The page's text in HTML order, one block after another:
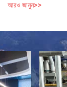
আরও জানুন>>